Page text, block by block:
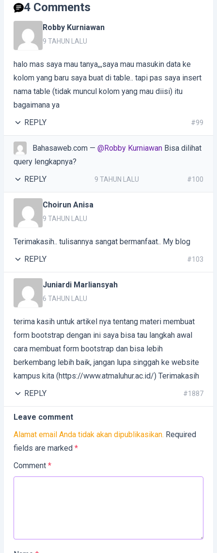
4 Comments
Robby Kurniawan
9 TAHUN LALU
halo mas saya mau tanya,,,saya mau masukin data ke
kolom yang baru saya buat di table.. tapi pas saya insert
nama table (tidak muncul kolom yang mau diisi) itu
bagaimana ya
REPLY
#99
Bahasaweb.com — @Robby Kurniawan Bisa dilihat
query lengkapnya?
REPLY
9 TAHUN LALU #100
Choirun Anisa
9 TAHUN LALU
Terimakasih.. tulisannya sangat bermanfaat.. My blog
REPLY
#103
Juniardi Marliansyah
6 TAHUN LALU
terima kasih untuk artikel nya tentang materi membuat
form bootstrap dengan ini saya bisa tau langkah awal
cara membuat form bootstrap dan bisa lebih
berkembang lebih baik, jangan lupa singgah ke website
kampus kita (https://www.atmaluhur.ac.id/) Terimakasih
REPLY
#1887
Leave comment
Alamat email Anda tidak akan dipublikasikan. Required
fields are marked *
Comment *